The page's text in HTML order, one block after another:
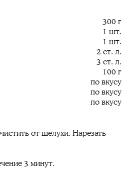
300 г
1 шт.
1 шт.
2 ст. л.
3 ст. л.
100 г
по вкусу
по вкусу
по вкусу
от шелухи. Нарезать
3 минут.